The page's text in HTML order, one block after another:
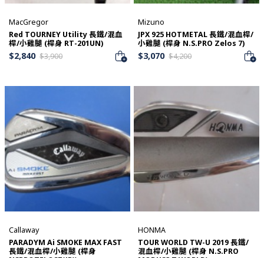
MacGregor
Red TOURNEY Utility 長鐵/混血
桿/小雞腿 (桿身 RT-201UN)
$2,840 $3,900
Mizuno
JPX 925 HOTMETAL 長鐵/混血桿/
小雞腿 (桿身 N.S.PRO Zelos 7)
$3,070 $4,200
Callaway
PARADYM Ai SMOKE MAX FAST
長鐵/混血桿/小雞腿 (桿身
HONMA
TOUR WORLD TW-U 2019 長鐵/
混血桿/小雞腿 (桿身 N.S.PRO